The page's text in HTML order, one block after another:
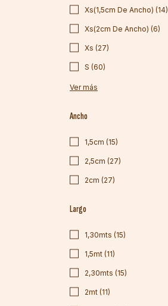
Xs(1,5cm De Ancho) (14)
Xs(2cm De Ancho) (6)
Xs (27)
S (60)
Ver más
Ancho
1,5cm (15)
2,5cm (27)
2cm (27)
Largo
1,30mts (15)
1,5mt (11)
2,30mts (15)
2mt (11)